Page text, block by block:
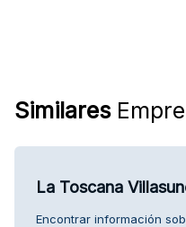
Similares
La Toscana
Encontrar información